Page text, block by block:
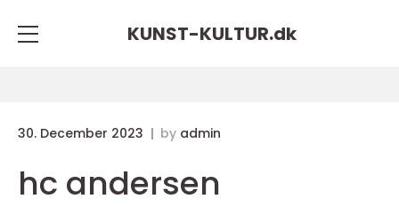
KUNST-KULTUR.dk
30. December 2023 by admin
hc andersen